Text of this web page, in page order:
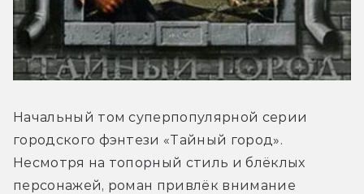
Начальный том суперпопулярной серии
городского фэнтези «Тайный город».
Несмотря на топорный стиль и блёклых
персонажей, роман привлёк внимание